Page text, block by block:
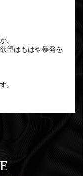
。
望はもはや暴発を
。